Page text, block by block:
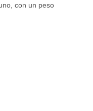
con un peso